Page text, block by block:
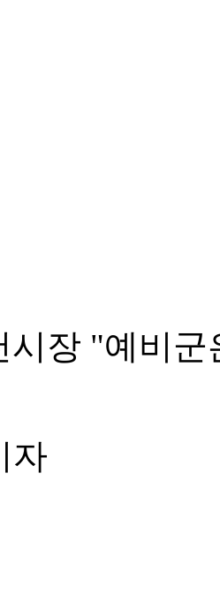
시장 "예비
자